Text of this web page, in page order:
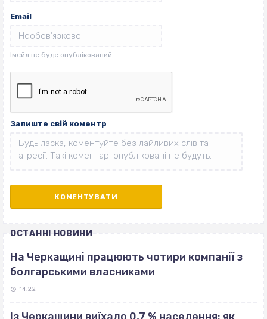
Email
Залиште свій коментр
ОСТАННІ НОВИНИ
На Черкащині працюють чотири компанії з
болгарськими власниками
14:22